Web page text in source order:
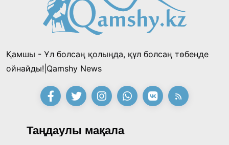
Қонаев қаласының әкімі «Славян базары»
байқауының жеңімпазы Ақерке Амалятты
қабылдады
16:27, 23 Шілде 2026
Қазақ тіліндегі «құт» концептісінің
09:21, 21 Шілде 2026
Абайдың адам тәрбиесі туралы
көзқарастарының өзектілігі
Қамшы - Ұл болсаң қолыңда, құл болсаң төбеңде
ойнайды!|Qamshy News
Таңдаулы мақала